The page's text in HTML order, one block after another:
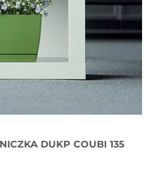
DUKP COUBI 135